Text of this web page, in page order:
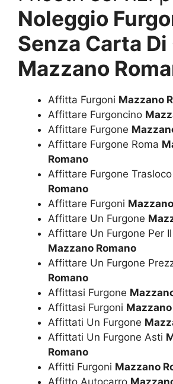
Noleggio
Senza Carta
Mazzano
Affitta Furgoni Mazzano
Affittare Furgoncino
Affittare Furgone
Affittare Furgone Roma
Romano
Affittare Furgone Trasloco
Romano
Affittare Furgoni
Affittare Un Furgone
Affittare Un Furgone Per
Mazzano Romano
Affittare Un Furgone
Romano
Affittasi Furgone
Affittasi Furgoni
Affittati Un Furgone
Affittati Un Furgone Asti
Romano
Affitti Furgoni Mazzano
Affitto Autocarro